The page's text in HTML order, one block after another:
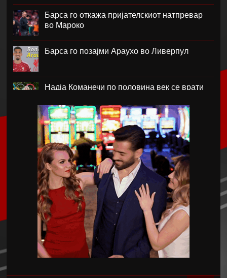
Барса го откажа пријателскиот натпревар
во Мароко
Барса го позајми Араухо во Ливерпул
Надја Команечи по половина век се врати
ФК Пелистер со заштитен бренд по 81
година постоење !
Артета: Мојот Арсенал учи од грешките
Лука Зидан се раздели со Гранада
Џеронимо Рули е нов втор голман на Сити